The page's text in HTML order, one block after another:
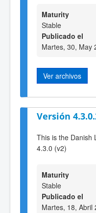
Maturity
Stable
Publicado el
Martes, 30, May
Ver archivos
Versión
This is the Danish
4.3.0 (v2)
Maturity
Stable
Publicado el
Martes, 18, Abril